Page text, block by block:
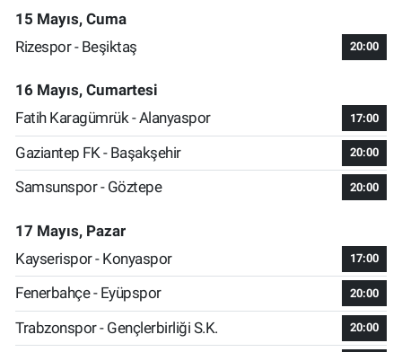
15 Mayıs, Cuma
Rizespor - Beşiktaş
20:00
16 Mayıs, Cumartesi
Fatih Karagümrük - Alanyaspor
17:00
Gaziantep FK - Başakşehir 20:00
Samsunspor - Göztepe 20:00
17 Mayıs, Pazar
Kayserispor - Konyaspor
17:00
Fenerbahçe - Eyüpspor 20:00
Trabzonspor - Gençlerbirliği S.K. 20:00